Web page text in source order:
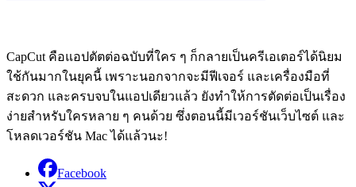
CapCut คือแอปตัตต่อฉบับที่ใคร ๆ ก็กลายเป็นครีเอเตอร์ได้นิยม
ใช้กันมากในยุคนี้ เพราะนอกจากจะมีฟีเจอร์ และเครื่องมือที่
สะดวก และครบจบในแอปเดียวแล้ว ยังทำให้การตัดต่อเป็นเรื่อง
ง่ายสำหรับใครหลาย ๆ คนด้วย ซึ่งตอนนี้มีเวอร์ชันเว็บไซต์ และ
โหลดเวอร์ชัน Mac ได้แล้วนะ!
Facebook